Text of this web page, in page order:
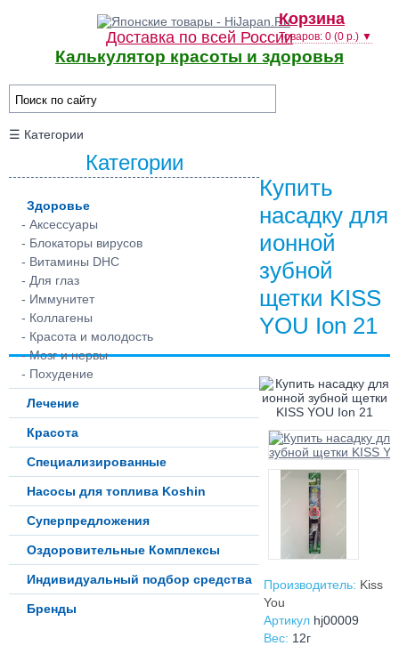
Доставка по всей России
Корзина
Товаров: 0 (0 р.) ▼
Калькулятор красоты и здоровья
☰ Категории
Категории
Здоровье
- Аксессуары
- Блокаторы вирусов
- Витамины DHC
- Для глаз
- Иммунитет
- Коллагены
- Красота и молодость
- Мозг и нервы
- Похудение
Лечение
Красота
Специализированные
Насосы для топлива Koshin
Суперпредложения
Оздоровительные Комплексы
Индивидуальный подбор средства
Бренды
Купить
насадку для
ионной
зубной
щетки KISS
YOU Ion 21
Производитель: Kiss
You
Артикул hj00009
Вес: 12г